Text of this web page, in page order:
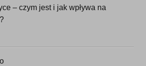
– czym jest i jak wpływa na